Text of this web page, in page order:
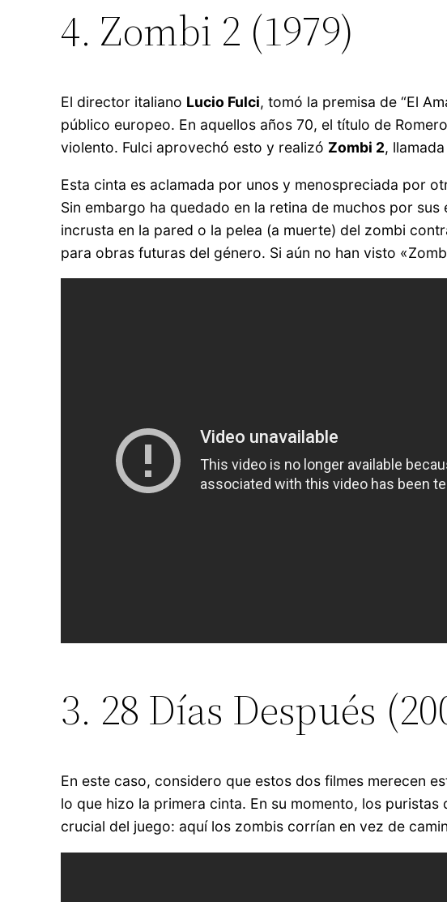
4. Zombi 2 (1979)
El director italiano Lucio Fulci, tomó la premisa de “El
público europeo. En aquellos años 70, el título de
violento. Fulci aprovechó esto y realizó Zombi 2,
Esta cinta es aclamada por unos y menospreciada por
Sin embargo ha quedado en la retina de muchos por
incrusta en la pared o la pelea (a muerte) del zombi
para obras futuras del género. Si aún no han visto
3. 28 Días Después
En este caso, considero que estos dos filmes merecen
lo que hizo la primera cinta. En su momento, los
crucial del juego: aquí los zombis corrían en vez de